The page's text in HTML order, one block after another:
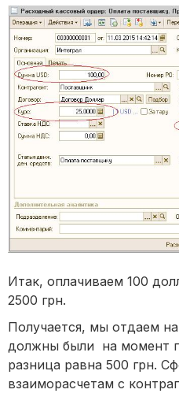
Итак, оплачиваем 100
2500 грн.
Получается, мы отдаем
должны были на момент
разница равна 500 грн.
взаиморасчетам с